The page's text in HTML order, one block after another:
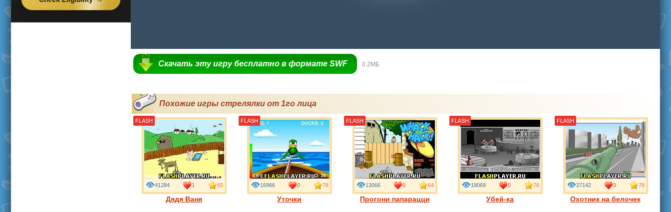
Скачать эту игру бесплатно в формате SWF 0.2МБ
Похожие игры стрелялки от 1го лица
Дядя Ваня
41284 1 65
FLASH
Уточки
16966 0 78
FLASH
Прогони папарацци
13066 0 64
FLASH
Убей-ка
19069 0 76
FLASH
Охотник на белочек
27142 0 78
FLASH